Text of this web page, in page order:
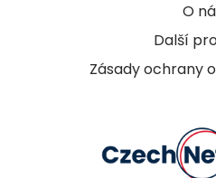
O
Další
Zásady ochrany